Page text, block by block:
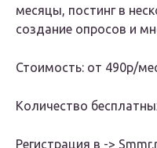
месяцы, постинг в
создание опросов и
Стоимость: от 490р/
Количество
Регистрация в ->